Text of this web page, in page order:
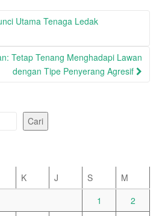
Utama Tenaga Ledak
Tetap Tenang Menghadapi Lawan
dengan Tipe Penyerang Agresif
Cari
K J S
M
1
2